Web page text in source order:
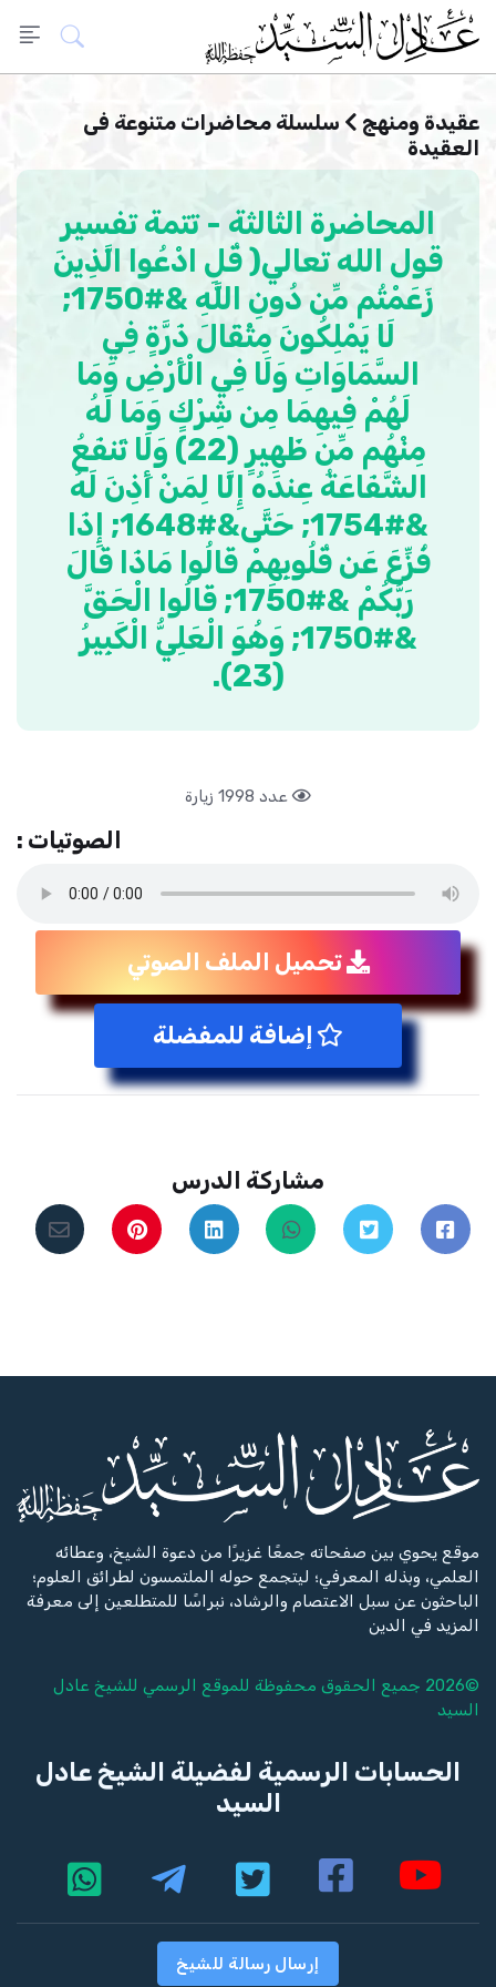
عقيدة ومنهج
سلسلة محاضرات متنوعة فى
العقيدة
المحاضرة الثالثة - تتمة تفسير
قول الله تعالي( قُلِ ادْعُوا الَّذِينَ
زَعَمْتُم مِّن دُونِ اللَّهِ &#1750;
لَا يَمْلِكُونَ مِثْقَالَ ذَرَّةٍ فِي
السَّمَاوَاتِ وَلَا فِي الْأَرْضِ وَمَا
لَهُمْ فِيهِمَا مِن شِرْكٍ وَمَا لَهُ
مِنْهُم مِّن ظَهِيرٍ (22) وَلَا تَنفَعُ
الشَّفَاعَةُ عِندَهُ إِلَّا لِمَنْ أَذِنَ لَهُ
&#1754; حَتَّى&#1648; إِذَا
فُزِّعَ عَن قُلُوبِهِمْ قَالُوا مَاذَا قَالَ
رَبُّكُمْ &#1750; قَالُوا الْحَقَّ
&#1750; وَهُوَ الْعَلِيُّ الْكَبِيرُ
(23).
عدد 1998 زيارة
الصوتيات :
تحميل الملف الصوتي
إضافة للمفضلة
مشاركة الدرس
موقع يحوي بين صفحاته جمعًا غزيرًا من دعوة الشيخ، وعطائه
العلمي، وبذله المعرفي؛ ليتجمع حوله الملتمسون لطرائق العلوم؛
الباحثون عن سبل الاعتصام والرشاد، نبراسًا للمتطلعين إلى معرفة
المزيد في الدين
©2026 جميع الحقوق محفوظة للموقع الرسمي للشيخ
عادل
السيد
الحسابات الرسمية لفضيلة الشيخ عادل
السيد
إرسال رسالة للشيخ